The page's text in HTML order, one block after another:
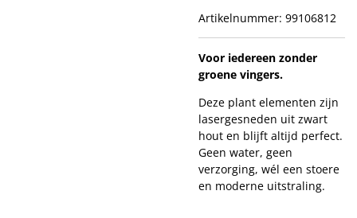
Artikelnummer: 99106812
Voor iedereen zonder
groene vingers.
Deze plant elementen zijn
lasergesneden uit zwart
hout en blijft altijd perfect.
Geen water, geen
verzorging, wél een stoere
en moderne uitstraling.